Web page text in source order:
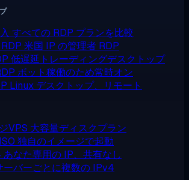
すべての RDP プランを比較
米国 IP の管理者 RDP
低遅延トレーディングデスクトップ
ボット稼働のため常時オン
Linux デスクトップ、リモート
VPS 大容量ディスクプラン
独自のイメージで起動
あなた専用の IP、共有なし
ーバーごとに複数の IPv4